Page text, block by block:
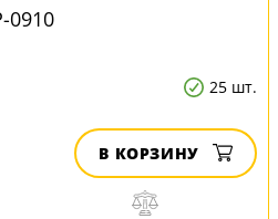
0910
25 шт.
В КОРЗИНУ